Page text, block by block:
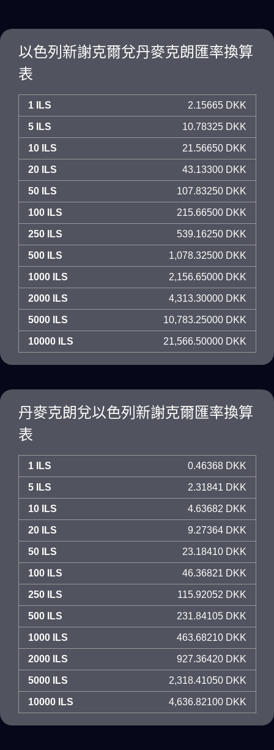
以色列新謝克爾兌丹麥克朗匯率換算
表
1 ILS 2.15665 DKK
5 ILS 10.78325 DKK
10 ILS 21.56650 DKK
20 ILS 43.13300 DKK
50 ILS 107.83250 DKK
100 ILS 215.66500 DKK
250 ILS 539.16250 DKK
500 ILS 1,078.32500 DKK
1000 ILS 2,156.65000 DKK
2000 ILS 4,313.30000 DKK
5000 ILS 10,783.25000 DKK
10000 ILS 21,566.50000 DKK
丹麥克朗兌以色列新謝克爾匯率換算
表
1 ILS 0.46368 DKK
5 ILS 2.31841 DKK
10 ILS 4.63682 DKK
20 ILS 9.27364 DKK
50 ILS 23.18410 DKK
100 ILS 46.36821 DKK
250 ILS 115.92052 DKK
500 ILS 231.84105 DKK
1000 ILS 463.68210 DKK
2000 ILS 927.36420 DKK
5000 ILS 2,318.41050 DKK
10000 ILS 4,636.82100 DKK